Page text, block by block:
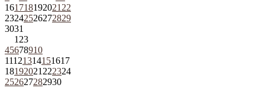
161718192021 22
23242526272829
3031
1 23
45678910
11121314151617
18192021 222324
252627282930